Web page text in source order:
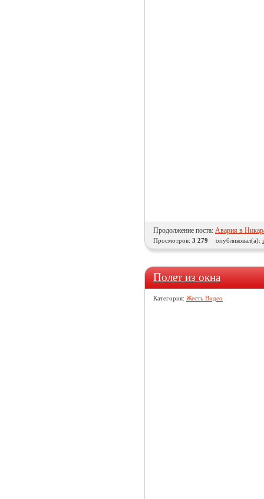
Продолжение поста: Авария в
Просмотров: 3 279 опубликовал(а):
Полет из окна
Категория: Жесть Видео